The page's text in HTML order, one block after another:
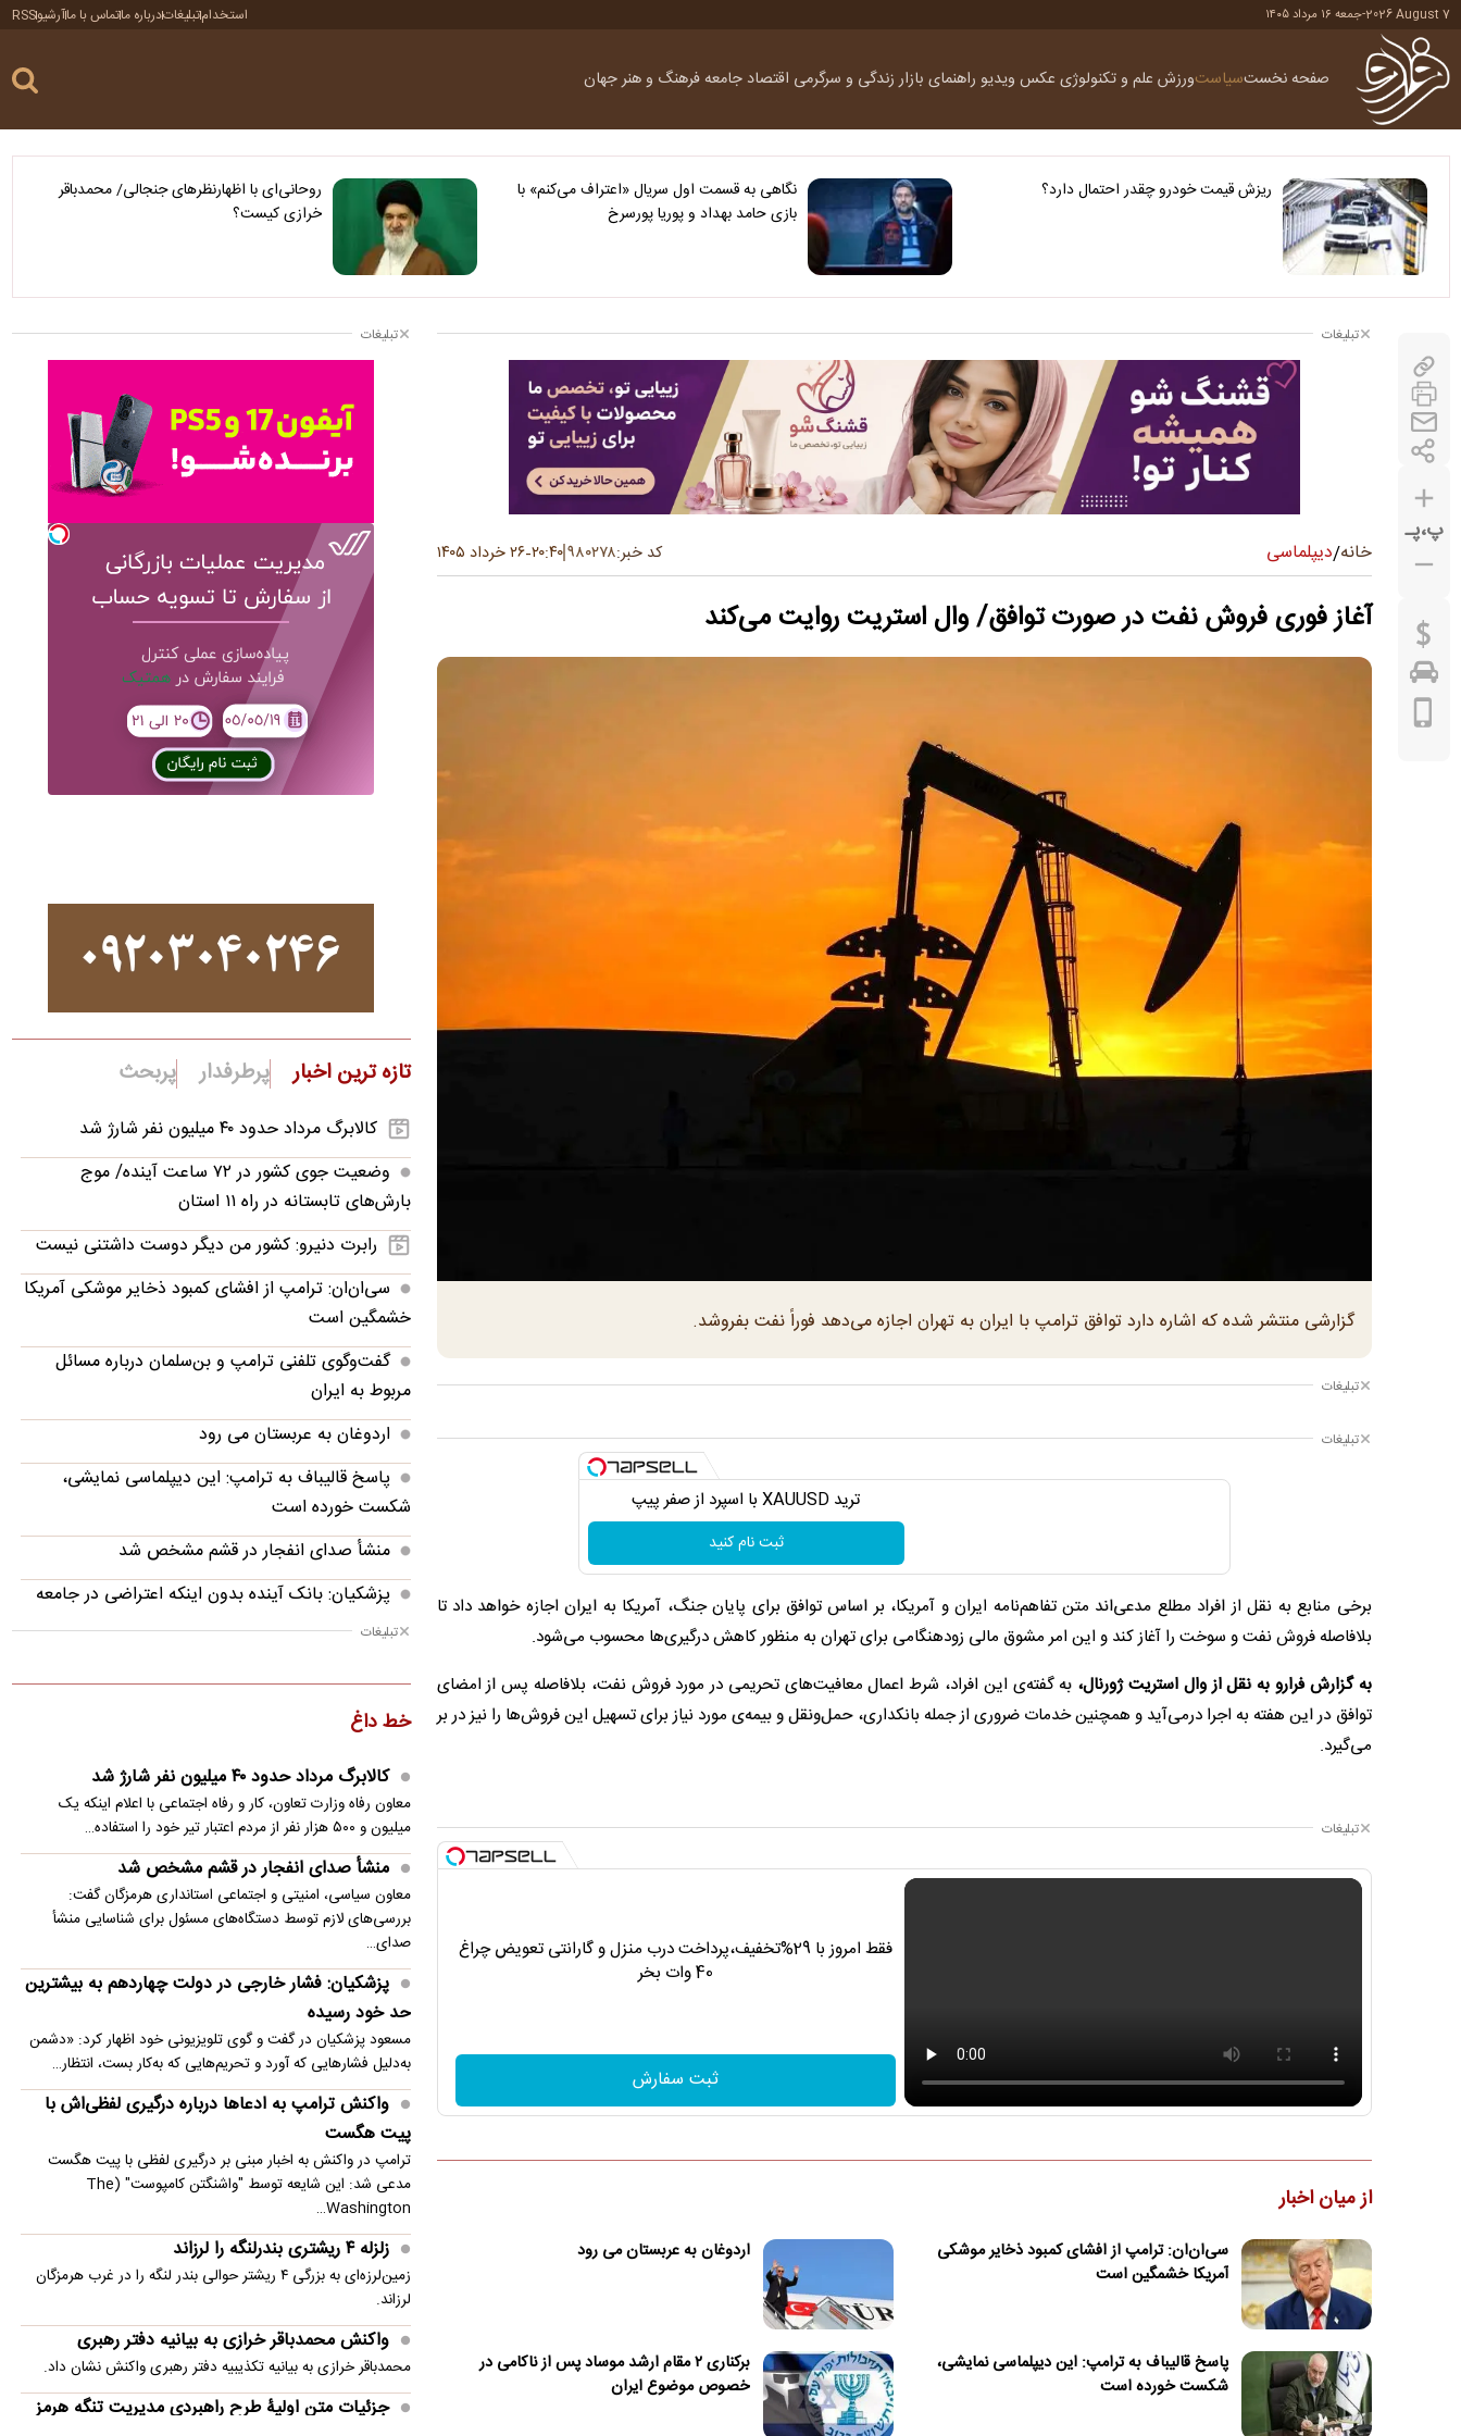
2026 August 7
-جمعه ۱۶ مرداد ۱۴۰۵ استخدامتبلیغاتدرباره ماتماس با ماآرشیوRSS
صفحه نخستسیاستورزش علم و تکنولوژی عکس ویدیو راهنمای بازارزندگی و سرگرمی اقتصاد جامعهفرهنگ و هنرجهان
ریزش قیمت خودرو چقدر احتمال دارد؟
نگاهی به قسمت اول سریال «اعتراف می‌کنم» با
بازی حامد بهداد و پوریا پورسرخ
روحانی‌ای با اظهارنظرهای جنجالی/ محمدباقر
خرازی کیست؟
پ،پـ
تبلیغات
خانه/دیپلماسی کد خبر:۹۸۰۲۷۸۲۰:۴۰-۲۶ خرداد ۱۴۰۵
آغاز فوری فروش نفت در صورت توافق/ وال استریت روایت می‌کند
گزارشی منتشر شده که اشاره دارد توافق ترامپ با ایران به تهران اجازه می‌دهد فوراً نفت بفروشد.
تبلیغات
تبلیغات
ترید XAUUSD با اسپرد از صفر پیپ
ثبت نام کنید
برخی منابع به نقل از افراد مطلع مدعی‌اند متن تفاهم‌نامه ایران و آمریکا، بر اساس توافق برای پایان جنگ، آمریکا به ایران اجازه خواهد داد تا
بلافاصله فروش نفت و سوخت را آغاز کند و این امر مشوق مالی زودهنگامی برای تهران به منظور کاهش درگیری‌ها محسوب می‌شود.
به گزارش فرارو به نقل از وال استریت ژورنال، به گفته‌ی این افراد، شرط اعمال معافیت‌های تحریمی در مورد فروش نفت، بلافاصله پس از امضای
توافق در این هفته به اجرا درمی‌آید و همچنین خدمات ضروری از جمله بانکداری، حمل‌ونقل و بیمه‌ی مورد نیاز برای تسهیل این فروش‌ها را نیز در بر
می‌گیرد.
تبلیغات
فقط امروز با 29%تخفیف،پرداخت درب منزل و گارانتی تعویض چراغ
40 وات بخر
ثبت سفارش
از میان اخبار
سی‌ان‌ان: ترامپ از افشای کمبود ذخایر موشکی
آمریکا خشمگین است
اردوغان به عربستان می رود
پاسخ قالیباف به ترامپ: این دیپلماسی نمایشی،
شکست خورده است
برکناری ۲ مقام ارشد موساد پس از ناکامی در
خصوص موضوع ایران
تبلیغات
تازه ترین اخبار پرطرفدار پربحث
کالابرگ مرداد حدود ۴۰‌ میلیون نفر شارژ شد
وضعیت جوی کشور در ۷۲ ساعت آینده/ موج
بارش‌های تابستانه در راه ۱۱ استان
رابرت دنیرو: کشور من دیگر دوست داشتنی نیست
سی‌ان‌ان: ترامپ از افشای کمبود ذخایر موشکی آمریکا
خشمگین است
گفت‌وگوی تلفنی ترامپ و بن‌سلمان درباره مسائل
مربوط به ایران
اردوغان به عربستان می رود
پاسخ قالیباف به ترامپ: این دیپلماسی نمایشی،
شکست خورده است
منشأ صدای انفجار در قشم مشخص شد
پزشکیان: بانک آینده بدون اینکه اعتراضی در جامعه
شکل بگیرد، بسته شد
پزشکیان: در ابتدای دولت با قطعی برق، آب و گاز
مواجه بودیم
معاون مرکز شرکت‌های دانش‌بنیان: توسعه فناوری،
مسیر رقابت‌پذیری صنعت قطعه‌سازی است
سنتکام: به محاصره دریایی ایران ادامه می دهیم
مصر خواستار تدوین چشم‌انداز مشترک عربی برای
امنیت منطقه شد
انفجار در حومه دمشق چند کشته و زخمی برجا
گذاشت
تبلیغات
خط داغ
کالابرگ مرداد حدود ۴۰‌ میلیون نفر شارژ شد
معاون رفاه وزارت تعاون، کار و رفاه اجتماعی با اعلام اینکه یک
میلیون و ۵۰۰ هزار نفر از مردم اعتبار تیر خود را استفاده…
منشأ صدای انفجار در قشم مشخص شد
معاون سیاسی، امنیتی و اجتماعی استانداری هرمزگان گفت:
بررسی‌های لازم توسط دستگاه‌های مسئول برای شناسایی منشأ
صدای…
پزشکیان: فشار خارجی در دولت چهاردهم به بیشترین
حد خود رسیده
مسعود پزشکیان در گفت و گوی تلویزیونی خود اظهار کرد: «دشمن
به‌دلیل فشارهایی که آورد و تحریم‌هایی که به‌کار بست، انتظار…
واکنش ترامپ به ادعاها درباره درگیری لفظی‌اش با
پیت هگست
ترامپ در واکنش به اخبار مبنی بر درگیری لفظی با پیت هگست
مدعی شد: این شایعه توسط "واشنگتن کامپوست" (The
Washington…
زلزله ۴ ریشتری بندرلنگه را لرزاند
زمین‌لرزه‌ای به بزرگی ۴ ریشتر حوالی بندر لنگه را در غرب هرمزگان
لرزاند.
واکنش محمدباقر خرازی به بیانیه دفتر رهبری
محمدباقر خرازی به بیانیه تکذیبیه دفتر رهبری واکنش نشان داد.
جزئیات متن اولیۀ طرح راهبردی مدیریت تنگه هرمز